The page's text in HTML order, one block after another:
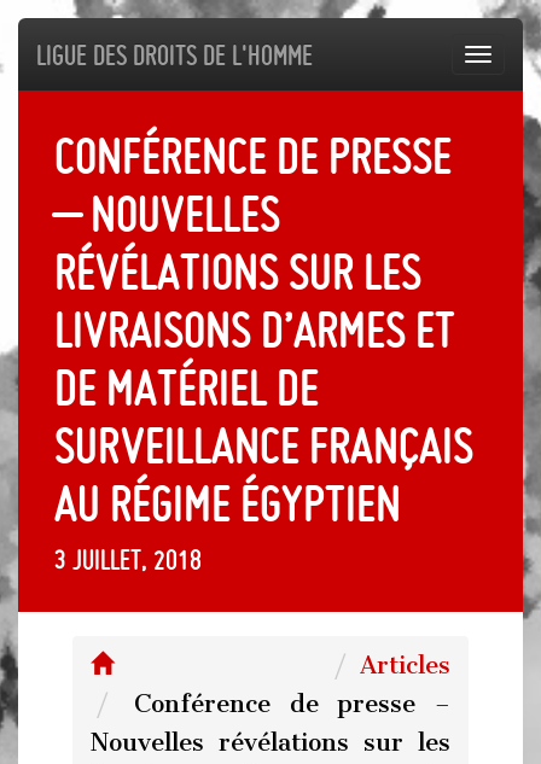
Ligue des droits de l'Homme
Conférence de presse
– Nouvelles
révélations sur les
livraisons d’armes et
de matériel de
surveillance français
au régime égyptien
3 juillet, 2018
Articles
Conférence de presse –
Nouvelles révélations sur les